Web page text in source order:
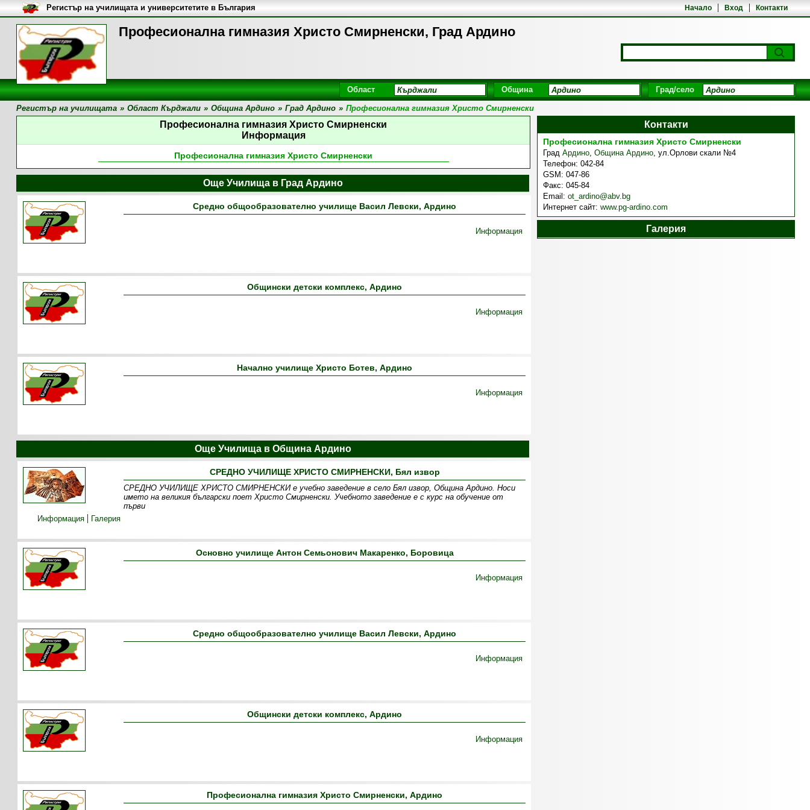
Професионална гимназия Христо Смирненски, Град Ардино
Начало Вход Контакти
Регистър на училищата и университетите в България
Област Община Град/село
Регистър на училищата » Област Кърджали » Община Ардино » Град Ардино » Професионална гимназия Христо Смирненски
Професионална гимназия Христо Смирненски
Информация
Професионална гимназия Христо Смирненски
Контакти
Професионална гимназия Христо Смирненски
Град Ардино, Община Ардино, ул.Орлови скали №4
Телефон: 042-84
GSM: 047-86
Факс: 045-84
Email: ot_ardino@abv.bg
Интернет сайт: www.pg-ardino.com
Галерия
Още Училища в Град Ардино
Средно общообразователно училище Васил Левски, Ардино
Информация
Общински детски комплекс, Ардино
Информация
Начално училище Христо Ботев, Ардино
Информация
Още Училища в Община Ардино
СРЕДНО УЧИЛИЩЕ ХРИСТО СМИРНЕНСКИ, Бял извор
СРЕДНО УЧИЛИЩЕ ХРИСТО СМИРНЕНСКИ е учебно заведение в село Бял извор, Община Ардино. Носи
името на великия български поет Христо Смирненски. Учебното заведение e с курс на обучение от
първи
Информация
Галерия
Основно училище Антон Семьонович Макаренко, Боровица
Информация
Средно общообразователно училище Васил Левски, Ардино
Информация
Общински детски комплекс, Ардино
Информация
Професионална гимназия Христо Смирненски, Ардино